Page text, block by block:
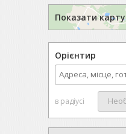
Показати карту
Орієнтир
в радіусі